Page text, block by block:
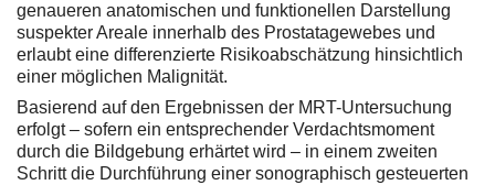
genaueren anatomischen und funktionellen Darstellung
suspekter Areale innerhalb des Prostatagewebes und
erlaubt eine differenzierte Risikoabschätzung hinsichtlich
einer möglichen Malignität.
Basierend auf den Ergebnissen der MRT-Untersuchung
erfolgt – sofern ein entsprechender Verdachtsmoment
durch die Bildgebung erhärtet wird – in einem zweiten
Schritt die Durchführung einer sonographisch gesteuerten